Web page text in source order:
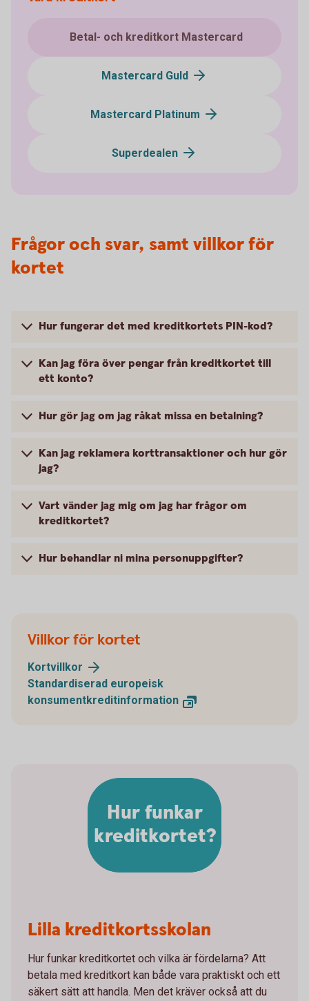
Betal- och kreditkort Mastercard
Mastercard Guld
Mastercard Platinum
Superdealen
Frågor och svar, samt villkor för
kortet
Hur fungerar det med kreditkortets PIN-kod?
Kan jag föra över pengar från kreditkortet till
ett konto?
Hur gör jag om jag råkat missa en betalning?
Kan jag reklamera korttransaktioner och hur gör
jag?
Vart vänder jag mig om jag har frågor om
kreditkortet?
Hur behandlar ni mina personuppgifter?
Villkor för kortet
Kortvillkor
Standardiserad europeisk
konsumentkreditinformation
Hur funkar
kreditkortet?
Lilla kreditkortsskolan
Hur funkar kreditkortet och vilka är fördelarna? Att
betala med kreditkort kan både vara praktiskt och ett
säkert sätt att handla. Men det kräver också att du